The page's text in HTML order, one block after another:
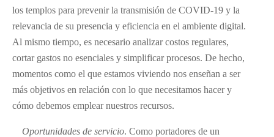
los templos para prevenir la transmisión de COVID-19 y la
relevancia de su presencia y eficiencia en el ambiente digital.
Al mismo tiempo, es necesario analizar costos regulares,
cortar gastos no esenciales y simplificar procesos. De hecho,
momentos como el que estamos viviendo nos enseñan a ser
más objetivos en relación con lo que necesitamos hacer y
cómo debemos emplear nuestros recursos.
Oportunidades de servicio. Como portadores de un